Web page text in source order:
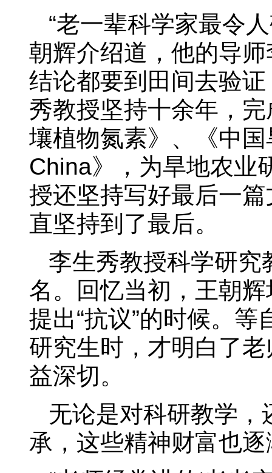
“老一辈科学家最令
朝辉介绍道，他的导
结论都要到田间去验
秀教授坚持十余年，
壤植物氮素》、《中
China》，为旱地农业
授还坚持写好最后一
直坚持到了最后。
李生秀教授科学研
名。回忆当初，王朝
提出“抗议”的时候。
研究生时，才明白了
益深切。
无论是对科研教学
承，这些精神财富也